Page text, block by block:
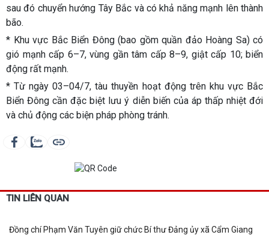
sau đó chuyển hướng Tây Bắc và có khả năng mạnh lên thành
bão.
* Khu vực Bắc Biển Đông (bao gồm quần đảo Hoàng Sa) có
gió mạnh cấp 6–7, vùng gần tâm cấp 8–9, giật cấp 10; biển
động rất mạnh.
* Từ ngày 03–04/7, tàu thuyền hoạt động trên khu vực Bắc
Biển Đông cần đặc biệt lưu ý diễn biến của áp thấp nhiệt đới
và chủ động các biện pháp phòng tránh.
TIN LIÊN QUAN
Đồng chí Phạm Văn Tuyên giữ chức Bí thư Đảng ủy xã Cẩm Giang